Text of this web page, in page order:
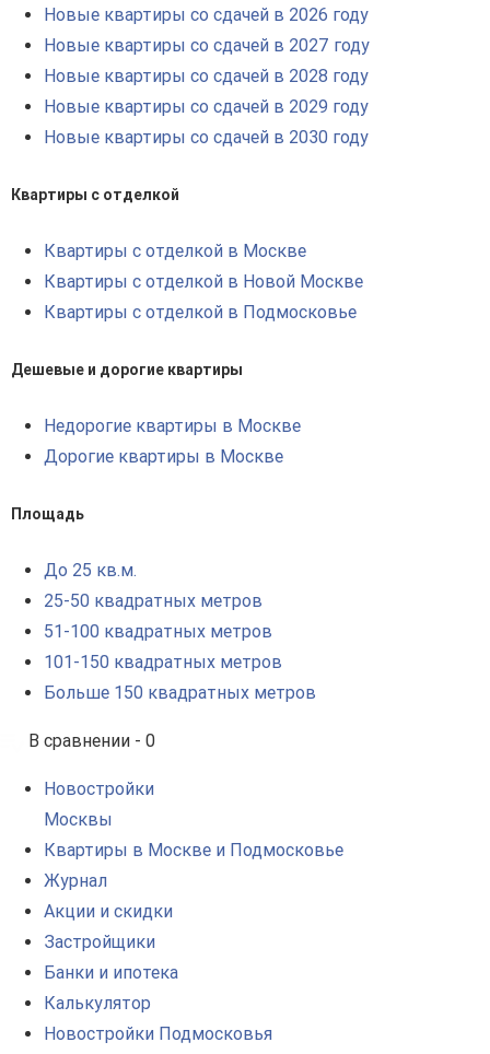
Новые квартиры со сдачей в 2026 году
Новые квартиры со сдачей в 2027 году
Новые квартиры со сдачей в 2028 году
Новые квартиры со сдачей в 2029 году
Новые квартиры со сдачей в 2030 году
Квартиры с отделкой
Квартиры с отделкой в Москве
Квартиры с отделкой в Новой Москве
Квартиры с отделкой в Подмосковье
Дешевые и дорогие квартиры
Недорогие квартиры в Москве
Дорогие квартиры в Москве
Площадь
До 25 кв.м.
25-50 квадратных метров
51-100 квадратных метров
101-150 квадратных метров
Больше 150 квадратных метров
В сравнении - 0
Новостройки
Москвы
Квартиры в Москве и Подмосковье
Журнал
Акции и скидки
Застройщики
Банки и ипотека
Калькулятор
Новостройки Подмосковья